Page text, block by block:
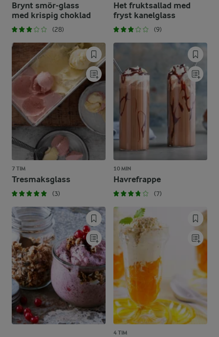
Brynt smör-glass
med krispig choklad
(28)
Het fruktsallad med
fryst kanelglass
(9)
7 TIM
Tresmaksglass
(3)
10 MIN
Havrefrappe
(7)
4 TIM